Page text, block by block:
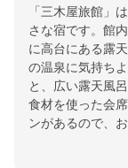
「三木屋旅館」
さな宿です。館
に高台にある露
の温泉に気持ち
と、広い露天風
食材を使った会
ンがあるので、